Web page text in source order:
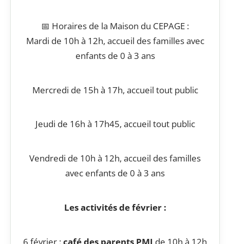
📅 Horaires de la Maison du CEPAGE :
Mardi de 10h à 12h, accueil des familles avec
enfants de 0 à 3 ans
Mercredi de 15h à 17h, accueil tout public
Jeudi de 16h à 17h45, accueil tout public
Vendredi de 10h à 12h, accueil des familles
avec enfants de 0 à 3 ans
Les activités de février :
6 février :café des parents PMI de 10h à 12h